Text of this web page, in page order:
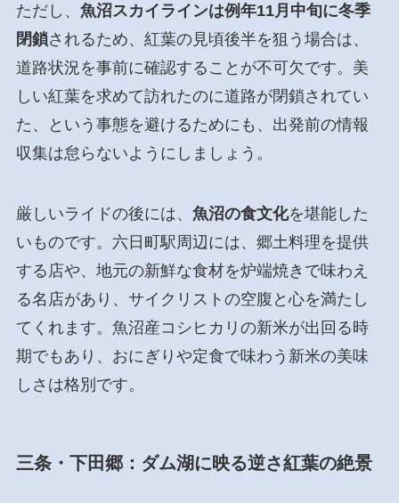
ただし、 魚沼スカイラインは例年11月中旬に冬季
閉鎖されるため、紅葉の見頃後半を狙う場合は、
道路状況を事前に確認することが不可欠です。美
しい紅葉を求めて訪れたのに道路が閉鎖されてい
た、という事態を避けるためにも、出発前の情報
収集は怠らないようにしましょう。
厳しいライドの後には、 魚沼の食文化を堪能した
いものです。六日町駅周辺には、郷土料理を提供
する店や、地元の新鮮な食材を炉端焼きで味わえ
る名店があり、サイクリストの空腹と心を満たし
てくれます。魚沼産コシヒカリの新米が出回る時
期でもあり、おにぎりや定食で味わう新米の美味
しさは格別です。
三条・下田郷：ダム湖に映る逆さ紅葉の絶景